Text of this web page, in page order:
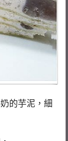
的芋泥，細